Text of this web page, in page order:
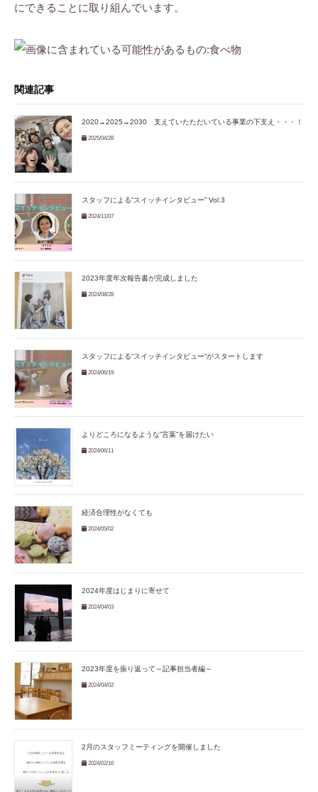
にできることに取り組んでいます。
関連記事
2020→2025→2030 支えていたただいている事業の下支え・・・！
2025/04/28
スタッフによる“スイッチインタビュー” Vol.3
2024/11/07
2023年度年次報告書が完成しました
2024/08/28
スタッフによる“スイッチインタビュー”がスタートします
2024/06/19
よりどころになるような”言葉”を届けたい
2024/06/11
経済合理性がなくても
2024/05/02
2024年度はじまりに寄せて
2024/04/03
2023年度を振り返って～記事担当者編～
2024/04/02
2月のスタッフミーティングを開催しました
2024/02/16